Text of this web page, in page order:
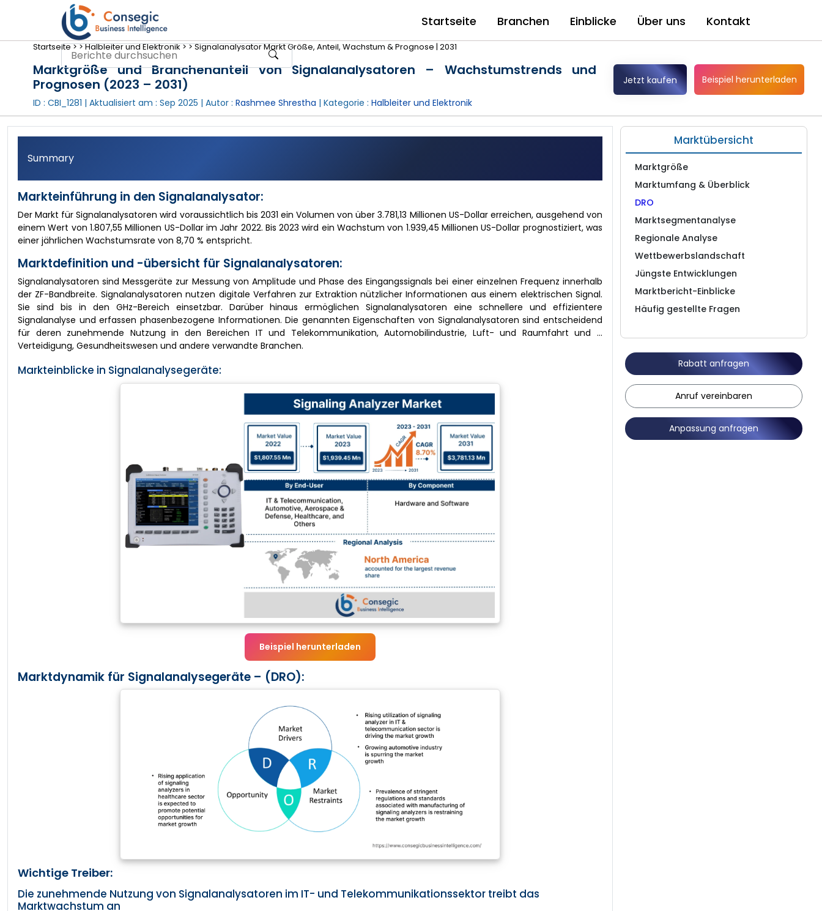
Startseite Branchen Einblicke Über uns Kontakt
Startseite >>Halbleiter und Elektronik >>Signalanalysator Markt Größe, Anteil, Wachstum & Prognose | 2031
Marktgröße und Branchenanteil von Signalanalysatoren – Wachstumstrends und
Prognosen (2023 – 2031)
ID : CBI_1281 | Aktualisiert am : Sep 2025 | Autor : Rashmee Shrestha | Kategorie : Halbleiter und Elektronik
Jetzt kaufen Beispiel herunterladen
Summary
Markteinführung in den Signalanalysator:
Der Markt für Signalanalysatoren wird voraussichtlich bis 2031 ein Volumen von über 3.781,13 Millionen US-Dollar erreichen, ausgehend von
einem Wert von 1.807,55 Millionen US-Dollar im Jahr 2022. Bis 2023 wird ein Wachstum von 1.939,45 Millionen US-Dollar prognostiziert, was
einer jährlichen Wachstumsrate von 8,70 % entspricht.
Marktdefinition und -übersicht für Signalanalysatoren:
Signalanalysatoren sind Messgeräte zur Messung von Amplitude und Phase des Eingangssignals bei einer einzelnen Frequenz innerhalb
der ZF-Bandbreite. Signalanalysatoren nutzen digitale Verfahren zur Extraktion nützlicher Informationen aus einem elektrischen Signal.
Sie sind bis in den GHz-Bereich einsetzbar. Darüber hinaus ermöglichen Signalanalysatoren eine schnellere und effizientere
Signalanalyse und erfassen phasenbezogene Informationen. Die genannten Eigenschaften von Signalanalysatoren sind entscheidend
für deren zunehmende Nutzung in den Bereichen IT und Telekommunikation, Automobilindustrie, Luft- und Raumfahrt und …
Verteidigung, Gesundheitswesen und andere verwandte Branchen.
Markteinblicke in Signalanalysegeräte:
Beispiel herunterladen
Marktdynamik für Signalanalysegeräte – (DRO):
Wichtige Treiber:
Die zunehmende Nutzung von Signalanalysatoren im IT- und Telekommunikationssektor treibt das
Marktwachstum an
Marktübersicht
Marktgröße
Marktumfang & Überblick
DRO
Marktsegmentanalyse
Regionale Analyse
Wettbewerbslandschaft
Jüngste Entwicklungen
Marktbericht-Einblicke
Häufig gestellte Fragen
Rabatt anfragen
Anruf vereinbaren
Anpassung anfragen